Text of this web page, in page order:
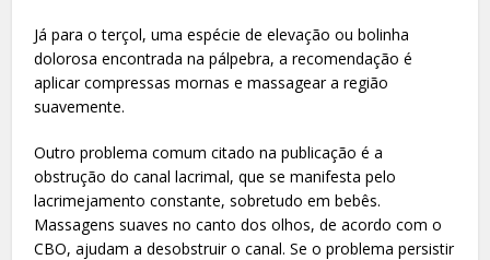
Já para o terçol, uma espécie de elevação ou bolinha
dolorosa encontrada na pálpebra, a recomendação é
aplicar compressas mornas e massagear a região
suavemente.
Outro problema comum citado na publicação é a
obstrução do canal lacrimal, que se manifesta pelo
lacrimejamento constante, sobretudo em bebês.
Massagens suaves no canto dos olhos, de acordo com o
CBO, ajudam a desobstruir o canal. Se o problema persistir